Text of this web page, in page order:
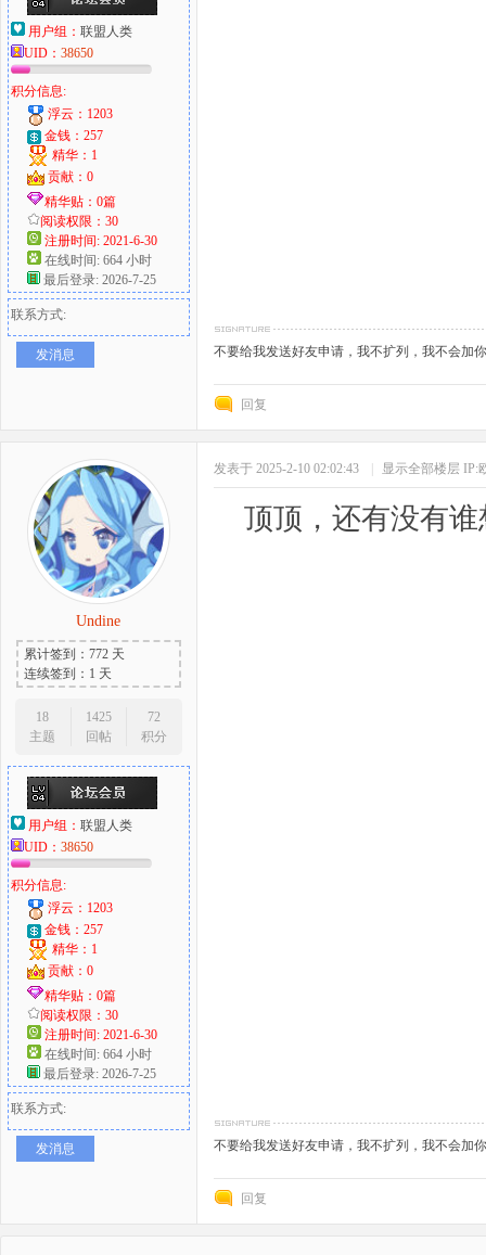
用户组： 联盟人类
UID： 38650
积分信息:
浮云：1203
金钱：257
精华：1
贡献：0
精华贴：0篇
阅读权限：30
注册时间: 2021-6-30
在线时间: 664 小时
最后登录: 2026-7-25
联系方式:
发消息 不要给我发送好友申请，我不扩列，我不会加
回复
Undine
累计签到：772 天
连续签到：1 天
18
主题
1425
回帖
72
积分
用户组： 联盟人类
UID： 38650
积分信息:
浮云：1203
金钱：257
精华：1
贡献：0
精华贴：0篇
阅读权限：30
注册时间: 2021-6-30
在线时间: 664 小时
最后登录: 2026-7-25
联系方式:
发消息
发表于 2025-2-10 02:02:43 显示全部楼层 IP:
顶顶，还有没有
不要给我发送好友申请，我不扩列，我不会加
回复